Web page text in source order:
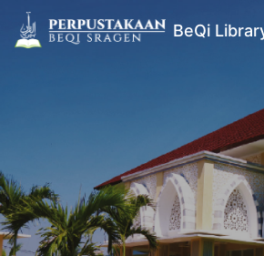
BeQi